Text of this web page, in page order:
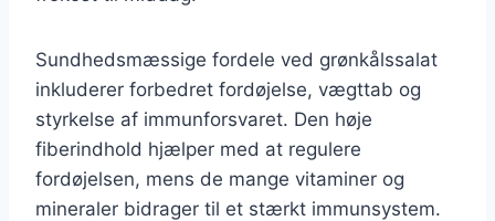
Sundhedsmæssige fordele ved grønkålssalat
inkluderer forbedret fordøjelse, vægttab og
styrkelse af immunforsvaret. Den høje
fiberindhold hjælper med at regulere
fordøjelsen, mens de mange vitaminer og
mineraler bidrager til et stærkt immunsystem.